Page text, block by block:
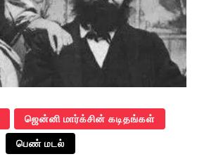
ஜென்னி மார்க்சின் கடிதங்கள்
பெண் மடல்